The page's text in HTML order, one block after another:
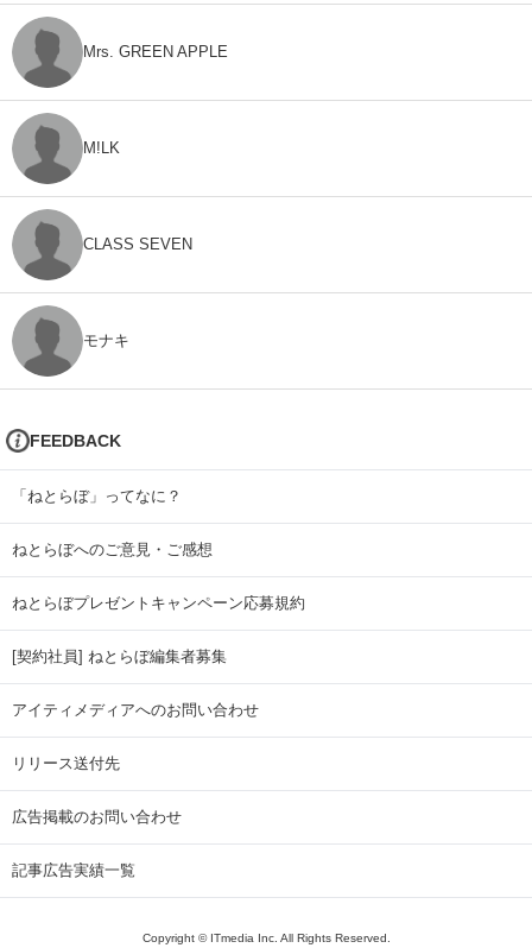
Mrs. GREEN APPLE
M!LK
CLASS SEVEN
モナキ
FEEDBACK
「ねとらぼ」ってなに？
ねとらぼへのご意見・ご感想
ねとらぼプレゼントキャンペーン応募規約
[契約社員] ねとらぼ編集者募集
アイティメディアへのお問い合わせ
リリース送付先
広告掲載のお問い合わせ
記事広告実績一覧
Copyright © ITmedia Inc. All Rights Reserved.